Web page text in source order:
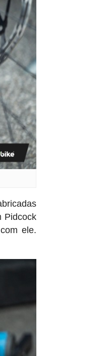
Pidcock
ele.